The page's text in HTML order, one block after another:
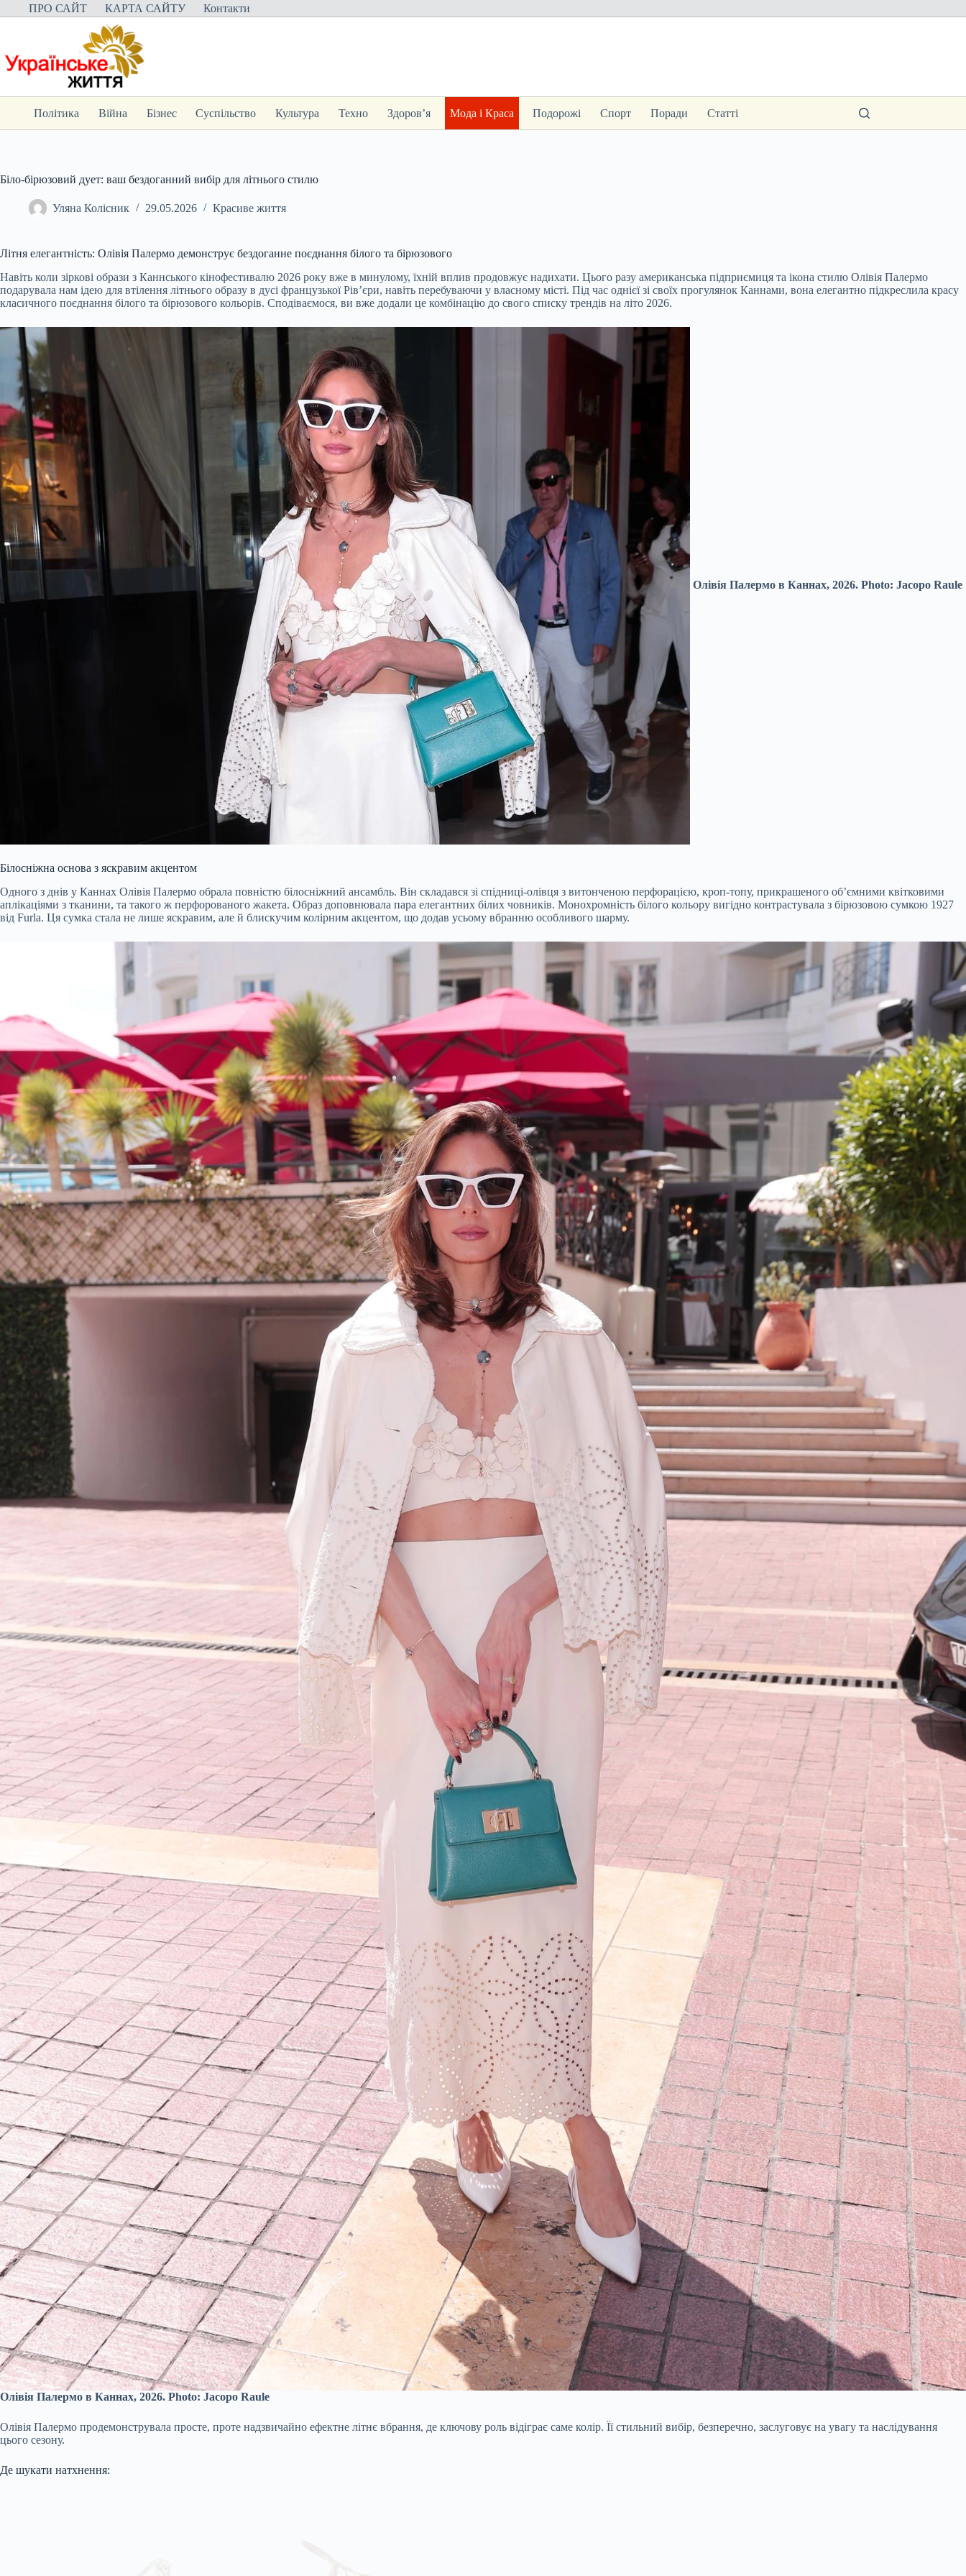
Перейти
до
ПРО САЙТ КАРТА САЙТУ Контакти
Політика Війна Бізнес Суспільство Культура Техно Здоров’я Мода і Краса Подорожі Спорт Поради Статті
Біло-бірюзовий дует: ваш бездоганний вибір для літнього стилю
Уляна Колісник 29.05.2026 Красиве життя
Літня елегантність: Олівія Палермо демонструє бездоганне поєднання білого та бірюзового
Навіть коли зіркові образи з Каннського кінофестивалю 2026 року вже в минулому, їхній вплив продовжує надихати. Цього разу американська підприємиця та ікона стилю Олівія Палермо
подарувала нам ідею для втілення літнього образу в дусі французької Рів’єри, навіть перебуваючи у власному місті. Під час однієї зі своїх прогулянок Каннами, вона елегантно підкреслила красу
класичного поєднання білого та бірюзового кольорів. Сподіваємося, ви вже додали це комбінацію до свого списку трендів на літо 2026.
Олівія Палермо в Каннах, 2026. Photo: Jacopo Raule
Білосніжна основа з яскравим акцентом
Одного з днів у Каннах Олівія Палермо обрала повністю білосніжний ансамбль. Він складався зі спідниці-олівця з витонченою перфорацією, кроп-топу, прикрашеного об’ємними квітковими
аплікаціями з тканини, та такого ж перфорованого жакета. Образ доповнювала пара елегантних білих човників. Монохромність білого кольору вигідно контрастувала з бірюзовою сумкою 1927
від Furla. Ця сумка стала не лише яскравим, але й блискучим колірним акцентом, що додав усьому вбранню особливого шарму.
Олівія Палермо в Каннах, 2026. Photo: Jacopo Raule
Олівія Палермо продемонструвала просте, проте надзвичайно ефектне літнє вбрання, де ключову роль відіграє саме колір. Її стильний вибір, безперечно, заслуговує на увагу та наслідування
цього сезону.
Де шукати натхнення: